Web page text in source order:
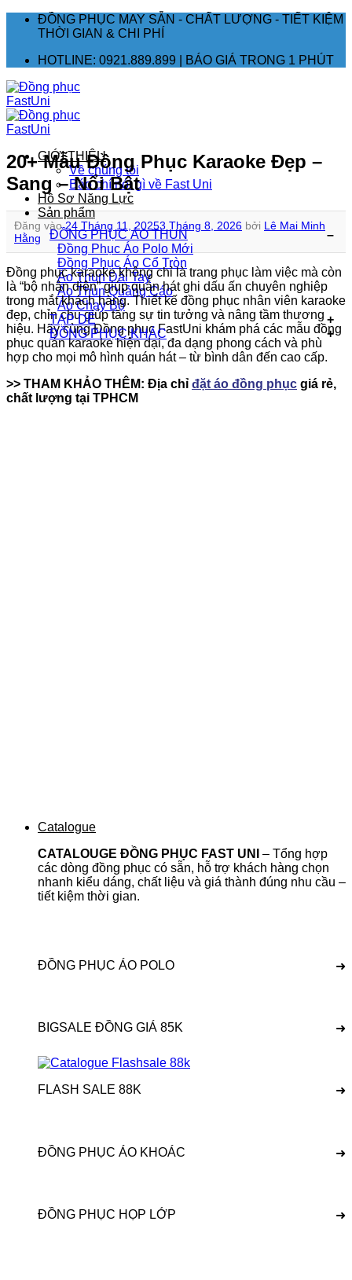
dung
ĐỒNG PHỤC MAY SẴN - CHẤT LƯỢNG - TIẾT KIỆM
THỜI GIAN & CHI PHÍ
HOTLINE: 0921.889.899 | BÁO GIÁ TRONG 1 PHÚT
GIỚI THIỆU
Về chúng tôi
Báo chí nói gì về Fast Uni
Hồ Sơ Năng Lực
Sản phẩm
ĐỒNG PHỤC ÁO THUN
Đồng Phục Áo Polo
Đồng Phục Áo Cổ Tròn
Áo Thun Dài Tay
Áo Thun Quảng Cáo
Áo Chạy Bộ
TẠP DỀ
ĐỒNG PHỤC KHÁC
Catalogue
CATALOUGE ĐỒNG PHỤC FAST UNI
– Tổng hợp
các dòng đồng phục có sẵn, hỗ trợ khách hàng chọn
nhanh kiểu dáng, chất liệu và giá thành đúng nhu cầu –
tiết kiệm thời gian.
ĐỒNG PHỤC ÁO POLO ➜
BIGSALE ĐỒNG GIÁ 85K ➜
FLASH SALE 88K ➜
ĐỒNG PHỤC ÁO KHOÁC ➜
ĐỒNG PHỤC HỌP LỚP ➜
20+ Mẫu Đồng Phục Karaoke Đẹp –
Sang – Nổi Bật
Đăng vào24 Tháng 11, 20253 Tháng 8, 2026 bởi Lê Mai Minh
Hằng
Đồng phục karaoke không chỉ là trang phục làm việc mà còn
là “bộ nhận diện” giúp quán hát ghi dấu ấn chuyên nghiệp
trong mắt khách hàng. Thiết kế đồng phục nhân viên karaoke
đẹp, chỉn chu giúp tăng sự tin tưởng và nâng tầm thương
hiệu. Hãy cùng Đồng phục FastUni khám phá các mẫu đồng
phục quán karaoke hiện đại, đa dạng phong cách và phù
hợp cho mọi mô hình quán hát – từ bình dân đến cao cấp.
>> THAM KHẢO THÊM: Địa chỉ đặt áo đồng phục giá rẻ,
chất lượng tại TPHCM